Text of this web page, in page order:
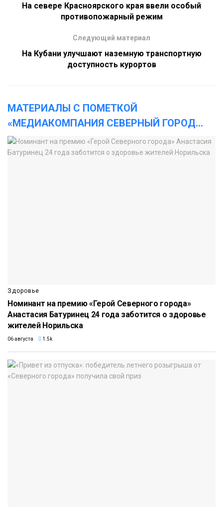
На севере Красноярского края ввели особый
противопожарный режим
Следующий материал
На Кубани улучшают наземную транспортную
доступность курортов
МАТЕРИАЛЫ С ПОМЕТКОЙ
«МЕДИАКОМПАНИЯ СЕВЕРНЫЙ ГОРОД...
Здоровье
Номинант на премию «Герой Северного города»
Анастасия Батуринец 24 года заботится о здоровье
жителей Норильска
06 августа 1.5k